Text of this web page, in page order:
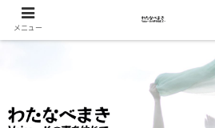
メニュー